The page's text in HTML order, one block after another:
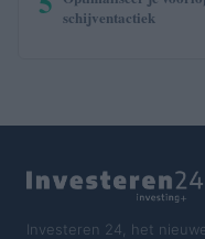
schijventactiek
Investeren 24, het